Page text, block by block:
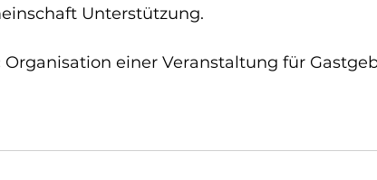
Unterstützung.
Organisation einer Veranstaltung für